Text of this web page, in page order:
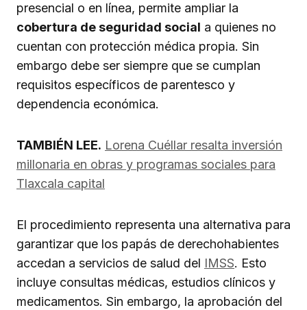
presencial o en línea, permite ampliar la
cobertura de seguridad social a quienes no
cuentan con protección médica propia. Sin
embargo debe ser siempre que se cumplan
requisitos específicos de parentesco y
dependencia económica.
TAMBIÉN LEE. Lorena Cuéllar resalta inversión
millonaria en obras y programas sociales para
Tlaxcala capital
El procedimiento representa una alternativa para
garantizar que los papás de derechohabientes
accedan a servicios de salud del IMSS. Esto
incluye consultas médicas, estudios clínicos y
medicamentos. Sin embargo, la aprobación del